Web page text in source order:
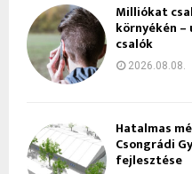
Milliókat
környékén –
csalók
2026.08.08.
Hatalmas
Csongrádi
fejlesztése